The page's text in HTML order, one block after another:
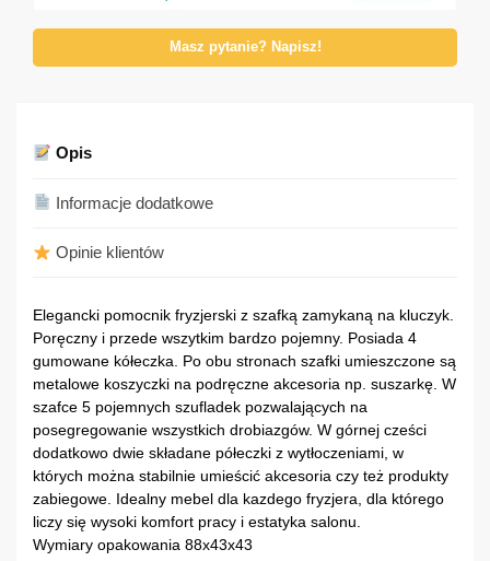
Masz pytanie? Napisz!
Opis
Informacje dodatkowe
Opinie klientów
Elegancki pomocnik fryzjerski z szafką zamykaną na kluczyk.
Poręczny i przede wszytkim bardzo pojemny. Posiada 4
gumowane kółeczka. Po obu stronach szafki umieszczone są
metalowe koszyczki na podręczne akcesoria np. suszarkę. W
szafce 5 pojemnych szufladek pozwalających na
posegregowanie wszystkich drobiazgów. W górnej cześci
dodatkowo dwie składane półeczki z wytłoczeniami, w
których można stabilnie umieścić akcesoria czy też produkty
zabiegowe. Idealny mebel dla kazdego fryzjera, dla którego
liczy się wysoki komfort pracy i estatyka salonu.
Wymiary opakowania 88x43x43